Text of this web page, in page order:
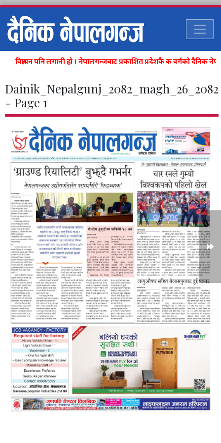
विज्ञापन पनि लगानी हो । नेपालगन्जबाट प्रकाशित प्रदेशकै क वर्गको दैनिक
Dainik_Nepalgunj_2082_magh_26_2082
- Page 1